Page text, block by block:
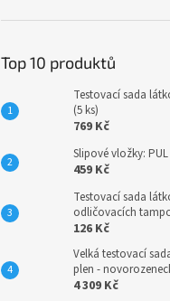
Top 10 produktů
Testovací sada
(5 ks)
769 Kč
Slipové vložky: PUL
459 Kč
Testovací sada
odličovacích
126 Kč
Velká testovací
plen -
4 309 Kč